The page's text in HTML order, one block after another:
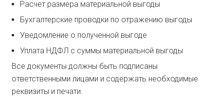
Расчет размера материальной выгоды
Бухгалтерские проводки по отражению выгоды
Уведомление о полученной выгоде
Уплата НДФЛ с суммы материальной выгоды
Все документы должны быть подписаны
ответственными лицами и содержать необходимые
реквизиты и печати.